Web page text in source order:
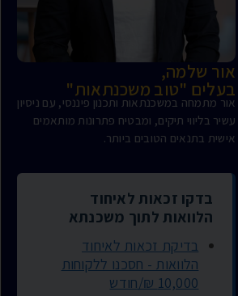
אור שלמה,
בעלים "טוב משכנתאות"
אור מתמחה במשכנתאות ותכנון פיננסי, עם ניסיון
עשיר בליווי תיקים, ומבטיח פתרונות מותאמים
אישית בתנאים הטובים ביותר.
בדקו זכאות לאיחוד
הלוואות לתוך משכנתא
בדיקת זכאות לאיחוד
הלוואות - חסכנו ללקוחות
10,000 ₪/חודש